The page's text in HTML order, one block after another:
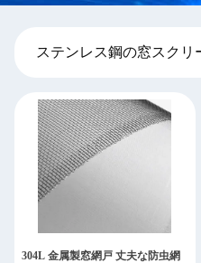
ステンレス鋼の窓スクリ
304L 金属製窓網戸 丈夫な防虫網